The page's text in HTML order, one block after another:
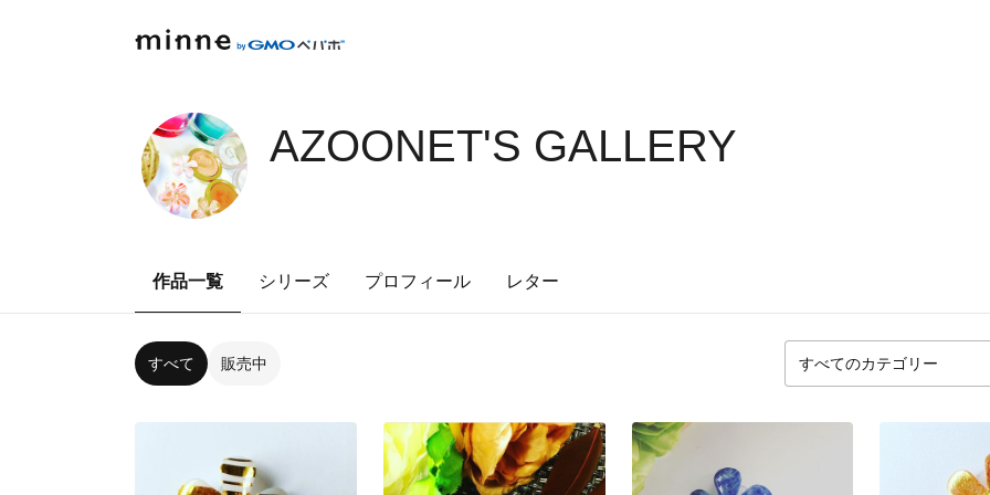
AZOONET'S GALLERY
作品一覧 シリーズ プロフィール レター
すべて 販売中